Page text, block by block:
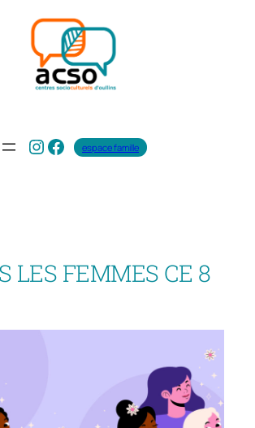
Instagram
Facebook
espace famille
LES FEMMES CE 8